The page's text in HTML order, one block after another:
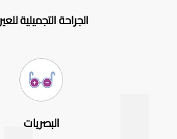
الجراحة التجميلية
البصريات